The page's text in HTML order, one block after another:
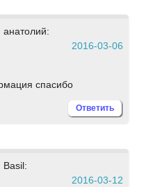
анатолий:
2016-03-06
спасибо
Ответить
Basil:
2016-03-12